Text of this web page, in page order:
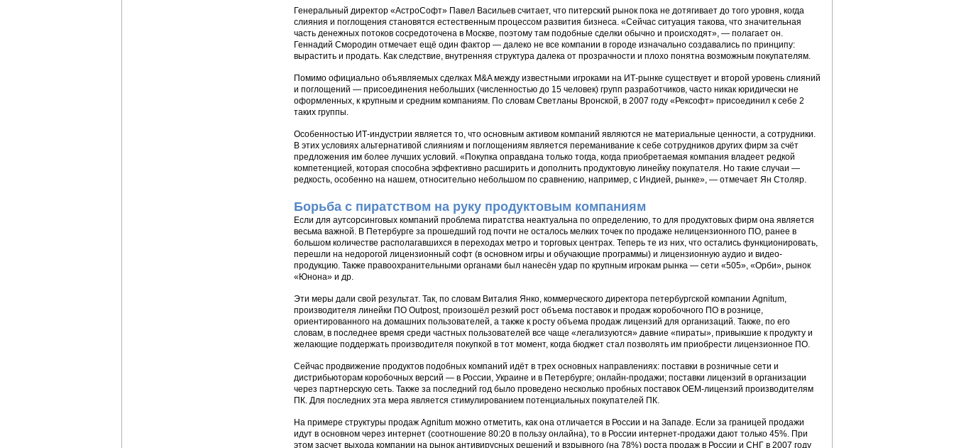
Генеральный директор «АстроСофт» Павел Васильев считает, что питерский рынок пока не дотягивает до того уровня, когда
слияния и поглощения становятся естественным процессом развития бизнеса. «Сейчас ситуация такова, что значительная
часть денежных потоков сосредоточена в Москве, поэтому там подобные сделки обычно и происходят», — полагает он.
Геннадий Смородин отмечает ещё один фактор — далеко не все компании в городе изначально создавались по принципу:
вырастить и продать. Как следствие, внутренняя структура далека от прозрачности и плохо понятна возможным покупателям.
Помимо официально объявляемых сделках M&A между известными игроками на ИТ-рынке существует и второй уровень слияний
и поглощений — присоединения небольших (численностью до 15 человек) групп разработчиков, часто никак юридически не
оформленных, к крупным и средним компаниям. По словам Светланы Вронской, в 2007 году «Рексофт» присоединил к себе 2
таких группы.
Особенностью ИТ-индустрии является то, что основным активом компаний являются не материальные ценности, а сотрудники.
В этих условиях альтернативой слияниям и поглощениям является переманивание к себе сотрудников других фирм за счёт
предложения им более лучших условий. «Покупка оправдана только тогда, когда приобретаемая компания владеет редкой
компетенцией, которая способна эффективно расширить и дополнить продуктовую линейку покупателя. Но такие случаи —
редкость, особенно на нашем, относительно небольшом по сравнению, например, с Индией, рынке», — отмечает Ян Столяр.
Борьба с пиратством на руку продуктовым компаниям
Если для аутсорсинговых компаний проблема пиратства неактуальна по определению, то для продуктовых фирм она является
весьма важной. В Петербурге за прошедший год почти не осталось мелких точек по продаже нелицензионного ПО, ранее в
большом количестве располагавшихся в переходах метро и торговых центрах. Теперь те из них, что остались функционировать,
перешли на недорогой лицензионный софт (в основном игры и обучающие программы) и лицензионную аудио и видео-
продукцию. Также правоохранительными органами был нанесён удар по крупным игрокам рынка — сети «505», «Орби», рынок
«Юнона» и др.
Эти меры дали свой результат. Так, по словам Виталия Янко, коммерческого директора петербургской компании Agnitum,
производителя линейки ПО Outpost, произошёл резкий рост объема поставок и продаж коробочного ПО в рознице,
ориентированного на домашних пользователей, а также к росту объема продаж лицензий для организаций. Также, по его
словам, в последнее время среди частных пользователей все чаще «легализуются» давние «пираты», привыкшие к продукту и
желающие поддержать производителя покупкой в тот момент, когда бюджет стал позволять им приобрести лицензионное ПО.
Сейчас продвижение продуктов подобных компаний идёт в трех основных направлениях: поставки в розничные сети и
дистрибьюторам коробочных версий — в России, Украине и в Петербурге; онлайн-продажи; поставки лицензий в организации
через партнерскую сеть. Также за последний год было проведено несколько пробных поставок ОЕМ-лицензий производителям
ПК. Для последних эта мера является стимулированием потенциальных покупателей ПК.
На примере структуры продаж Agnitum можно отметить, как она отличается в России и на Западе. Если за границей продажи
идут в основном через интернет (соотношение 80:20 в пользу онлайна), то в России интернет-продажи дают только 45%. При
этом засчет выхода компании на рынок антивирусных решений и взрывного (на 78%) роста продаж в России и СНГ в 2007 году